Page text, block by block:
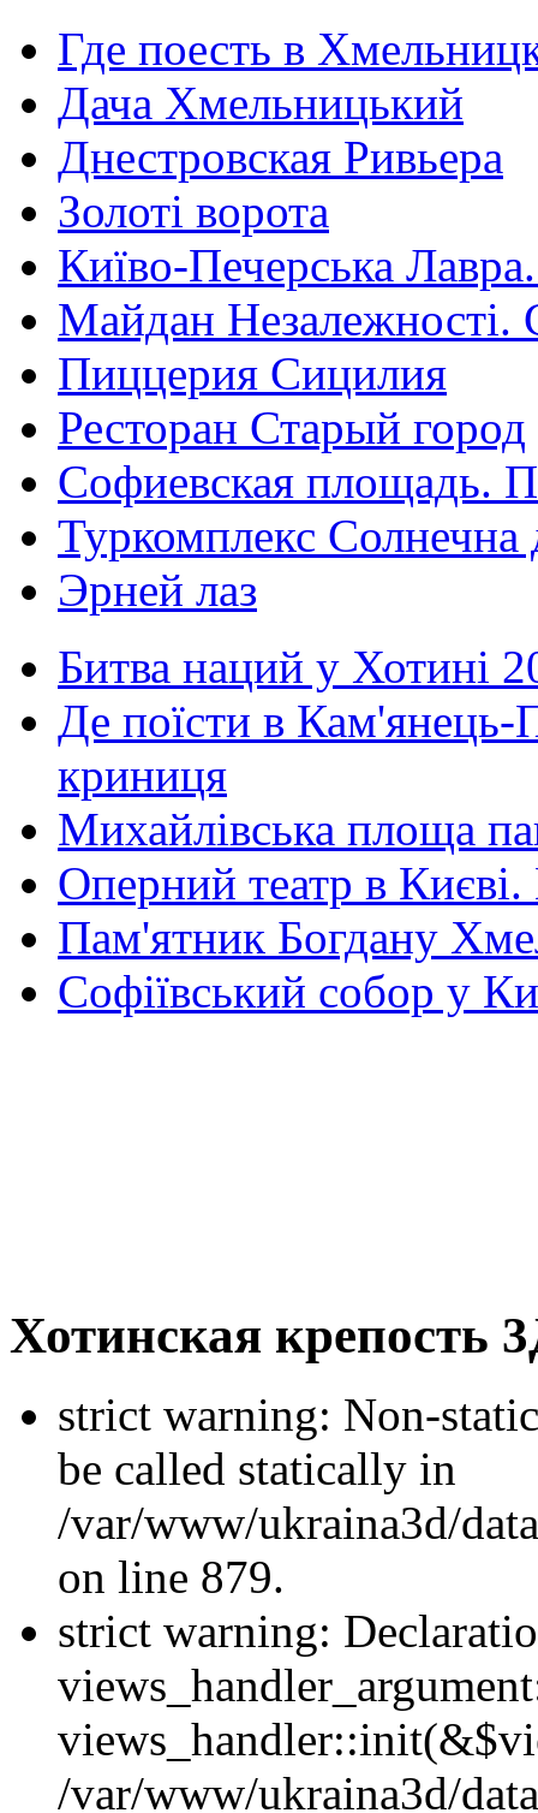
Где поесть в
Дача Хмельницький
Днестровская Ривьера
Золоті ворота
Київо-Печерська
Майдан Незалежності.
Пиццерия Сицилия
Ресторан Старый город
Софиевская площадь.
Туркомплекс Солнечна
Эрней лаз
Битва наций у Хотині
Де поїсти в Кам'янець-
криниця
Михайлівська площа
Оперний театр в
Пам'ятник Богдану
Софіївський собор у
Хотинская крепость
strict warning: Non-
be called statically in
/var/www/ukraina3d/
on line 879.
strict warning:
/var/www/ukraina3d/